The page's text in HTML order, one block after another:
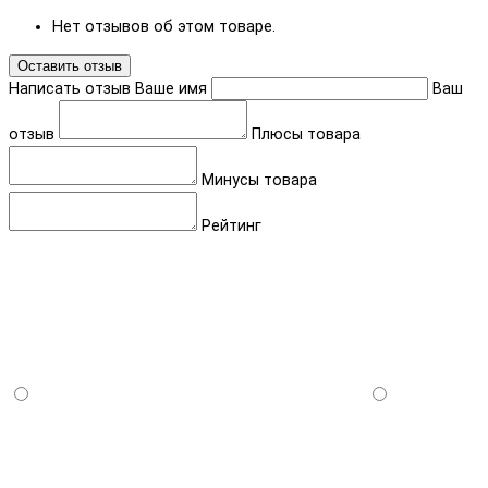
Нет отзывов об этом товаре.
Оставить отзыв
Написать отзыв Ваше имя Ваш
отзыв Плюсы товара
Минусы товара
Рейтинг